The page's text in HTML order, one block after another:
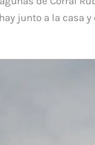
junto a la casa